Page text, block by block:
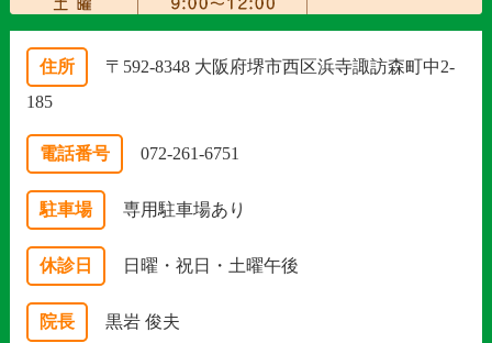
住所
〒592-8348 大阪府堺市西区浜寺諏訪森町中2-
185
電話番号 072-261-6751
駐車場 専用駐車場あり
休診日 日曜・祝日・土曜午後
院長 黒岩 俊夫